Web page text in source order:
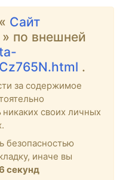
Сайт
» по внешней
.
за содержимое
никаких своих личных
безопасностью
иначе вы
секунд